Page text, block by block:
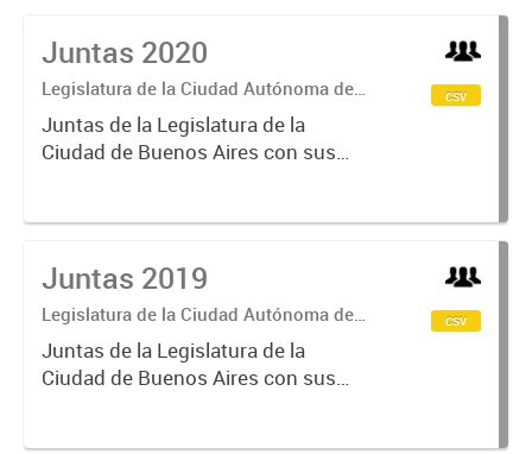
Juntas 2020
Legislatura de la Ciudad Autónoma de
Buenos Aires
Juntas de la Legislatura de la
Ciudad de Buenos Aires con sus
csv
Juntas 2019
Legislatura de la Ciudad Autónoma de
Buenos Aires
Juntas de la Legislatura de la
Ciudad de Buenos Aires con sus
csv